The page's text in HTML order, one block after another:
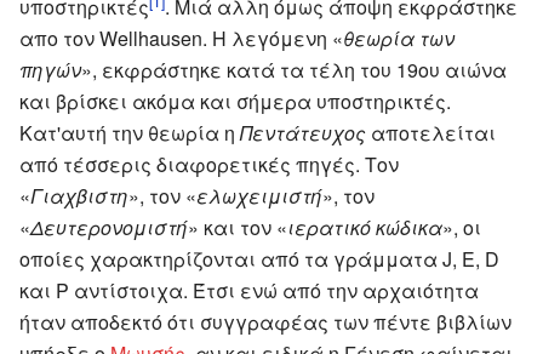
υποστηρικτές
. Μιά αλλη όμως άποψη εκφράστηκε
απο τον Wellhausen. Η λεγόμενη «θεωρία των
πηγών», εκφράστηκε κατά τα τέλη του 19ου αιώνα
και βρίσκει ακόμα και σήμερα υποστηρικτές.
Κατ'αυτή την θεωρία η Πεντάτευχος αποτελείται
από τέσσερις διαφορετικές πηγές. Τον
«Γιαχβιστη», τον «ελωχειμιστή», τον
«Δευτερονομιστή» και τον «ιερατικό κώδικα», οι
οποίες χαρακτηρίζονται από τα γράμματα J, E, D
και P αντίστοιχα. Έτσι ενώ από την αρχαιότητα
ήταν αποδεκτό ότι συγγραφέας των πέντε βιβλίων